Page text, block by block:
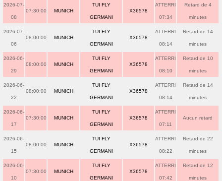
2026-07-
08
07:30:00 MUNICH
TUI FLY
GERMANI
X36578
ATTERRI
07:34
Retard de 4
minutes
2026-07-
06
08:00:00 MUNICH
TUI FLY
GERMANI
X36578
ATTERRI
08:14
Retard de 14
minutes
2026-06-
29
08:00:00 MUNICH
TUI FLY
GERMANI
X36578
ATTERRI
08:10
Retard de 10
minutes
2026-06-
22
08:00:00 MUNICH
TUI FLY
GERMANI
X36578
ATTERRI
08:14
Retard de 14
minutes
2026-06-
17
07:30:00 MUNICH
TUI FLY
GERMANI
X36578
ATTERRI
07:11
Aucun retard
2026-06-
15
08:00:00 MUNICH
TUI FLY
GERMANI
X36578
ATTERRI
08:22
Retard de 22
minutes
2026-06-
10
07:30:00 MUNICH
TUI FLY
GERMANI
X36578
ATTERRI
07:42
Retard de 12
minutes